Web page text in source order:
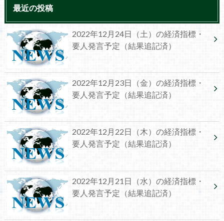
最近の投稿
2022年12月24日（土）の経済指標・
要人発言予定（結果追記済）
2022年12月23日（金）の経済指標・
要人発言予定（結果追記済）
2022年12月22日（木）の経済指標・
要人発言予定（結果追記済）
2022年12月21日（水）の経済指標・
要人発言予定（結果追記済）